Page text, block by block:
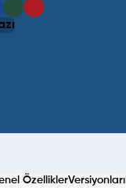
ÖzelliklerVersiyonları